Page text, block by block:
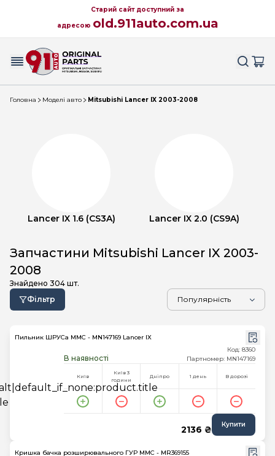
Старий сайт доступний за
адресою old.911auto.com.ua
Головна Моделі авто Mitsubishi Lancer IX 2003-2008
Lancer IX 1.6 (CS3A) Lancer IX 2.0 (CS9A)
Запчастини Mitsubishi Lancer IX 2003-
2008
Знайдено 304 шт.
Фільтр
Пильник ШРУСа MMC - MN147169 Lancer IX
В наявності
Код: 8360
Партномер: MN147169
Київ
Київ 3
години
Дніпро 1 день В дорозі
2136 ₴ Купити
Кришка бачка розширювального ГУР MMC - MR369155